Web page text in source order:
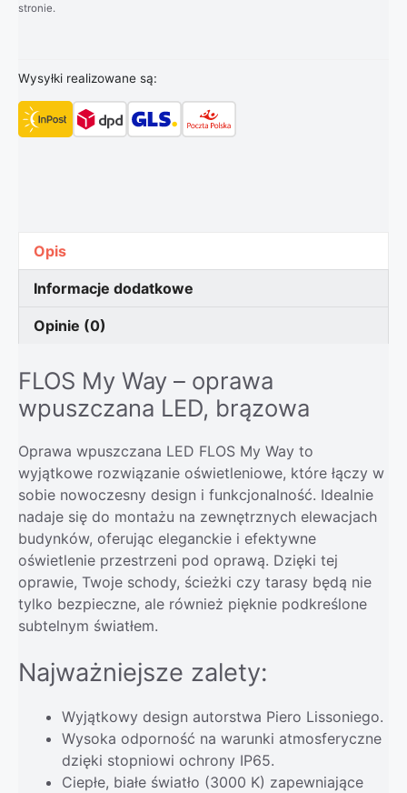
stronie.
Wysyłki realizowane są:
Opis
Informacje dodatkowe
Opinie (0)
FLOS My Way – oprawa
wpuszczana LED, brązowa
Oprawa wpuszczana LED FLOS My Way to
wyjątkowe rozwiązanie oświetleniowe, które łączy w
sobie nowoczesny design i funkcjonalność. Idealnie
nadaje się do montażu na zewnętrznych elewacjach
budynków, oferując eleganckie i efektywne
oświetlenie przestrzeni pod oprawą. Dzięki tej
oprawie, Twoje schody, ścieżki czy tarasy będą nie
tylko bezpieczne, ale również pięknie podkreślone
subtelnym światłem.
Najważniejsze zalety:
Wyjątkowy design autorstwa Piero Lissoniego.
Wysoka odporność na warunki atmosferyczne
dzięki stopniowi ochrony IP65.
Ciepłe, białe światło (3000 K) zapewniające